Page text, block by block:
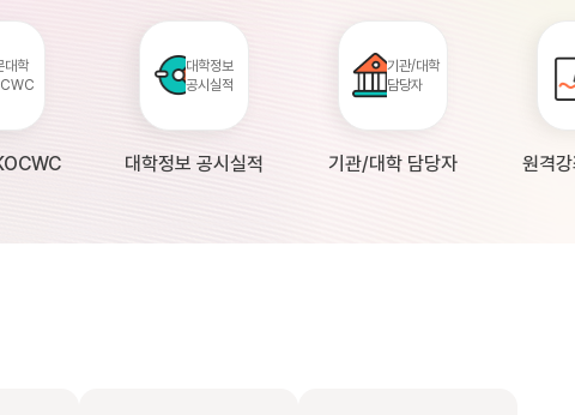
대학
대학정보
공시실적
대학정보 공시실적
기관/대학
담당자
기관/대학 담당자 원격